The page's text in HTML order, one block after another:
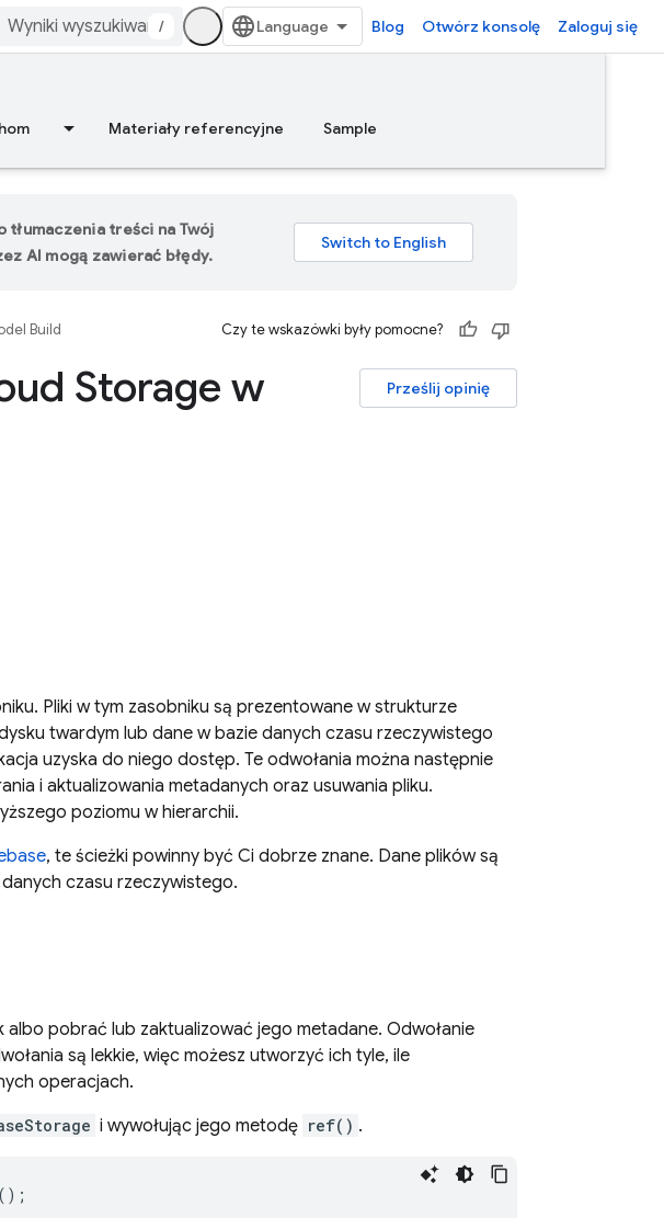
/ Blog Otwórz konsolę Zaloguj się
Materiały referencyjne Sample
treści na Twój
AI mogą zawierać błędy.
Build Czy te wskazówki były pomocne?
Prześlij opinię
Storage w
Pliki w tym zasobniku są prezentowane w strukturze
twardym lub dane w bazie danych czasu rzeczywistego
uzyska do niego dostęp. Te odwołania można następnie
i aktualizowania metadanych oraz usuwania pliku.
poziomu w hierarchii.
, te ścieżki powinny być Ci dobrze znane. Dane plików są
czasu rzeczywistego.
albo pobrać lub zaktualizować jego metadane. Odwołanie
są lekkie, więc możesz utworzyć ich tyle, ile
operacjach.
i wywołując jego metodę ref() .
();